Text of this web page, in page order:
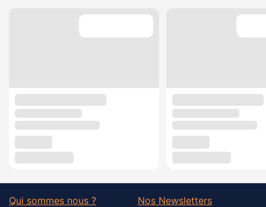
Qui sommes nous ?
Nos Newsletters